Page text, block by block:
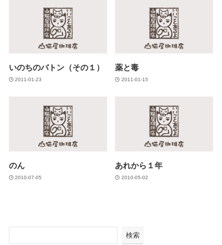
いのちのバトン（その１）
2011-01-23
薬と毒
2011-01-15
のん
2010-07-05
あれから１年
2010-05-02
検索